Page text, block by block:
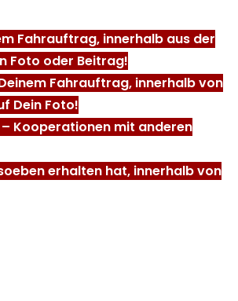
Fahrauftrag, innerhalb aus der
Foto oder Beitrag!
Fahrauftrag, innerhalb von
Dein Foto!
Kooperationen mit anderen
erhalten hat, innerhalb von